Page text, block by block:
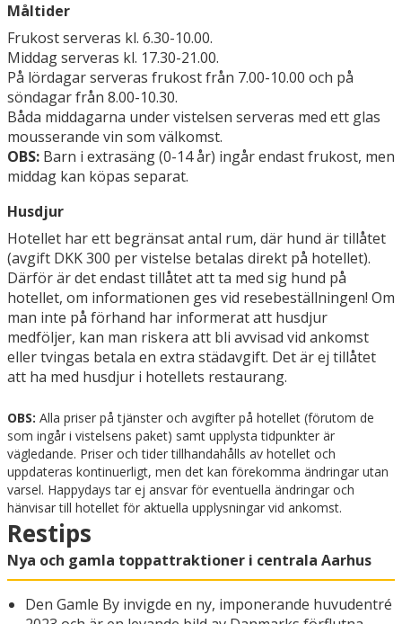
Måltider
Frukost serveras kl. 6.30-10.00.
Middag serveras kl. 17.30-21.00.
På lördagar serveras frukost från 7.00-10.00 och på
söndagar från 8.00-10.30.
Båda middagarna under vistelsen serveras med ett glas
mousserande vin som välkomst.
OBS: Barn i extrasäng (0-14 år) ingår endast frukost, men
middag kan köpas separat.
Husdjur
Hotellet har ett begränsat antal rum, där hund är tillåtet
(avgift DKK 300 per vistelse betalas direkt på hotellet).
Därför är det endast tillåtet att ta med sig hund på
hotellet, om informationen ges vid resebeställningen! Om
man inte på förhand har informerat att husdjur
medföljer, kan man riskera att bli avvisad vid ankomst
eller tvingas betala en extra städavgift. Det är ej tillåtet
att ha med husdjur i hotellets restaurang.
OBS: Alla priser på tjänster och avgifter på hotellet (förutom de
som ingår i vistelsens paket) samt upplysta tidpunkter är
vägledande. Priser och tider tillhandahålls av hotellet och
uppdateras kontinuerligt, men det kan förekomma ändringar utan
varsel. Happydays tar ej ansvar för eventuella ändringar och
hänvisar till hotellet för aktuella upplysningar vid ankomst.
Restips
Nya och gamla toppattraktioner i centrala Aarhus
Den Gamle By invigde en ny, imponerande huvudentré